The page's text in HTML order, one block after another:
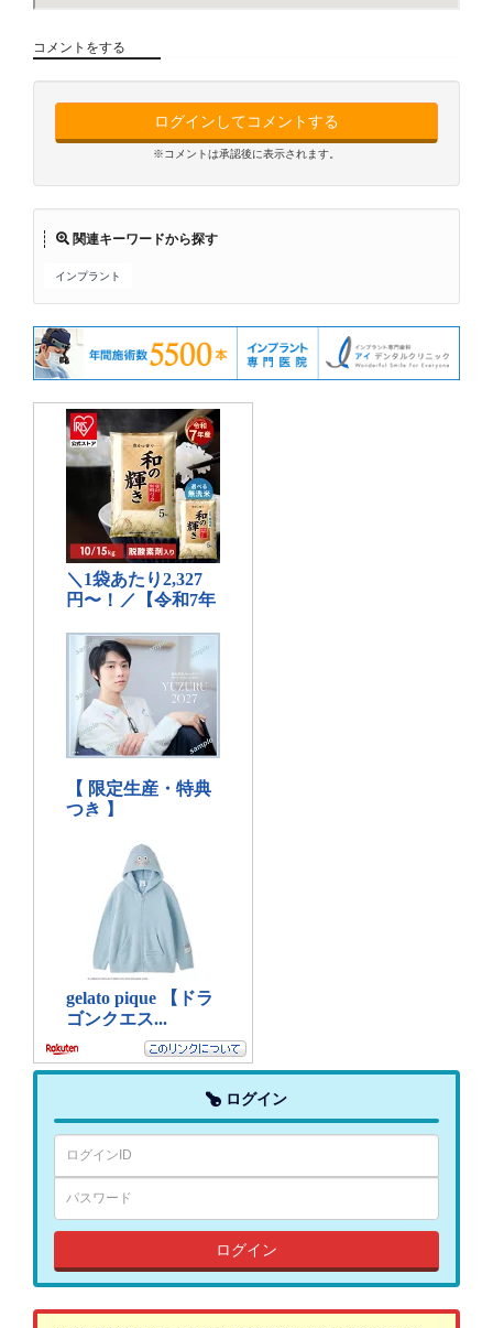
コメントをする
ログインしてコメントする
※コメントは承認後に表示されます。
関連キーワードから探す
インプラント
ログイン
ログイン